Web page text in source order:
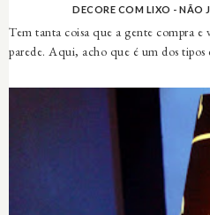
DECORE COM LIXO - NÃO
Tem tanta coisa que a gente compra e
parede. Aqui, acho que é um dos tipos